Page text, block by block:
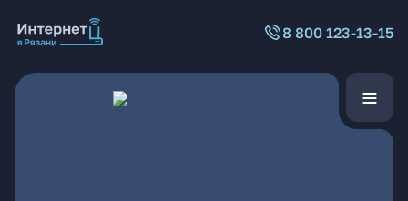
8 800 123-13-15